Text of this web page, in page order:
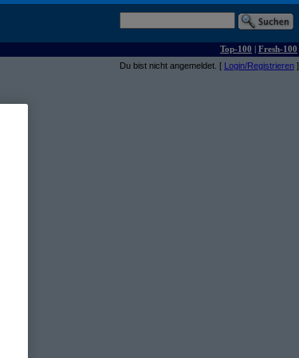
Top-100 | Fresh-100
Du bist nicht angemeldet. [ Login/Registrieren ]